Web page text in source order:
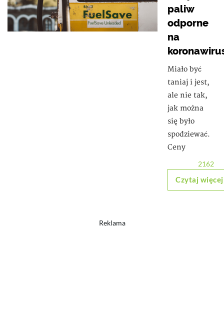
paliw
odporne
na
Miało być
taniaj i jest,
ale nie tak,
jak można
się było
spodziewać.
Ceny
2162
Czytaj więcej
Reklama